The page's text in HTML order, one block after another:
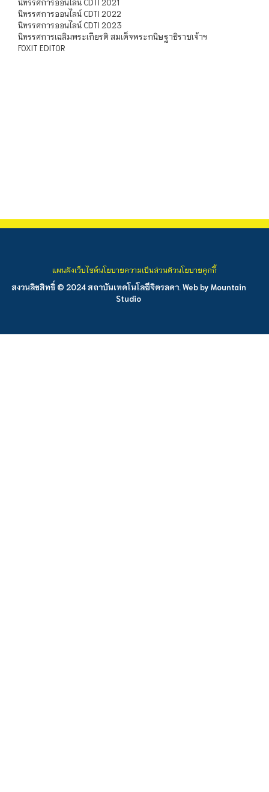
นิทรรศการออนไลน์ CDTI 2021
นิทรรศการออนไลน์ CDTI 2022
นิทรรศการออนไลน์ CDTI 2023
นิทรรศการเฉลิมพระเกียรติ สมเด็จพระกนิษฐาธิราชเจ้าฯ
FOXIT EDITOR
สงวนลิขสิทธิ์ © 2024 สถาบันเทคโนโลยีจิตรลดา. Web by Mountain
Studio
แผนผังเว็บไซต์นโยบายความเป็นส่วนตัวนโยบายคุกกี้